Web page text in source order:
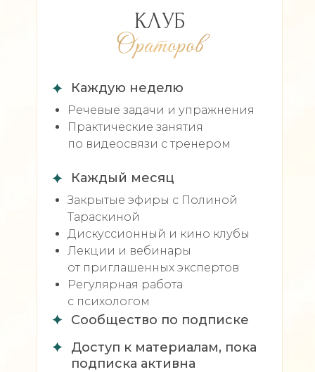
КЛУБ
Ораторов
Речевые задачи и упражнения
Практические занятия
по видеосвязи с тренером
Каждую неделю
Закрытые эфиры с Полиной
Тараскиной
Дискуссионный и кино клубы
Лекции и вебинары
от приглашенных экспертов
Регулярная работа
с психологом
Каждый месяц
Сообщество по подписке
Доступ к материалам, пока
подписка активна